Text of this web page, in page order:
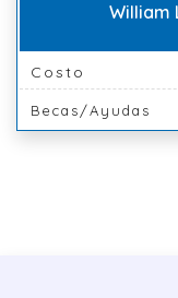
William
Costo
Becas/Ayudas